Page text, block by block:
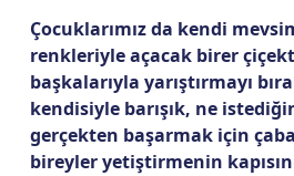
Çocuklarımız da kendi
renkleriyle açacak birer
başkalarıyla yarıştırmayı
kendisiyle barışık, ne
gerçekten başarmak için
bireyler yetiştirmenin